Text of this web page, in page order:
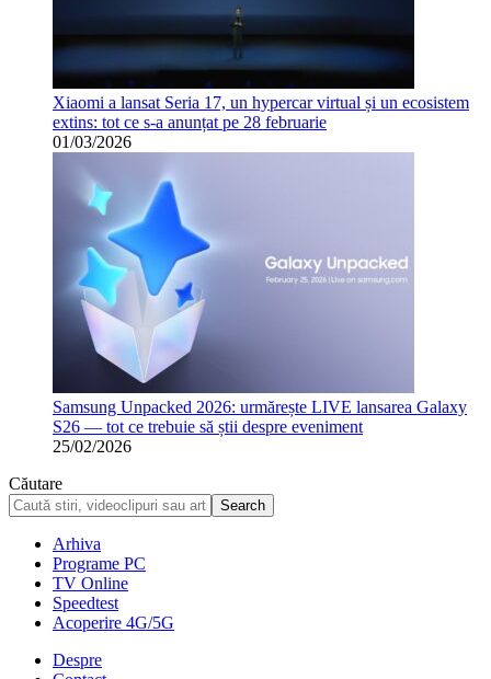
Xiaomi a lansat Seria 17, un hypercar virtual și un ecosistem
extins: tot ce s-a anunțat pe 28 februarie
01/03/2026
Samsung Unpacked 2026: urmărește LIVE lansarea Galaxy
S26 — tot ce trebuie să știi despre eveniment
25/02/2026
Căutare
Arhiva
Programe PC
TV Online
Speedtest
Acoperire 4G/5G
Despre